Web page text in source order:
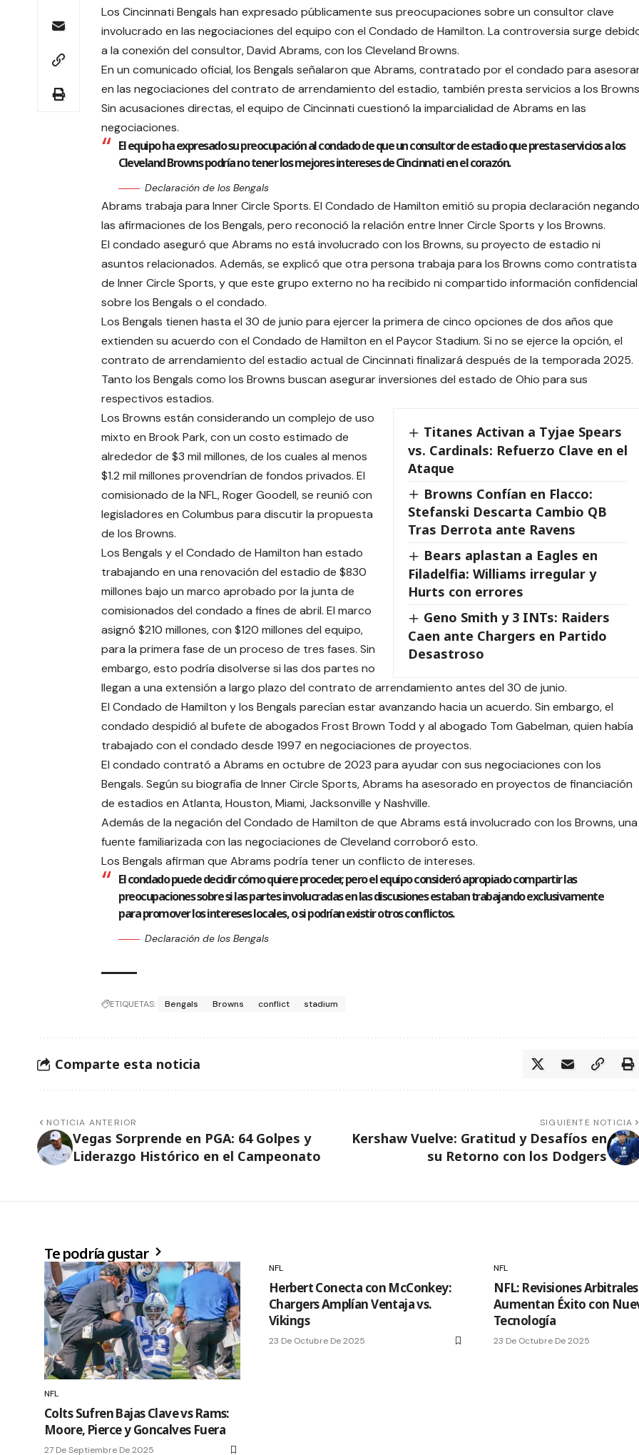
Los Cincinnati Bengals han expresado públicamente sus preocupaciones sobre un consultor clave
involucrado en las negociaciones del equipo con el Condado de Hamilton. La controversia surge
a la conexión del consultor, David Abrams, con los Cleveland Browns.
En un comunicado oficial, los Bengals señalaron que Abrams, contratado por el condado para
en las negociaciones del contrato de arrendamiento del estadio, también presta servicios a los
Sin acusaciones directas, el equipo de Cincinnati cuestionó la imparcialidad de Abrams en las
negociaciones.
El equipo ha expresado su preocupación al condado de que un consultor de estadio que presta servicios a los
Cleveland Browns podría no tener los mejores intereses de Cincinnati en el corazón.
Declaración de los Bengals
Abrams trabaja para Inner Circle Sports. El Condado de Hamilton emitió su propia declaración negando
las afirmaciones de los Bengals, pero reconoció la relación entre Inner Circle Sports y los Browns.
El condado aseguró que Abrams no está involucrado con los Browns, su proyecto de estadio ni
asuntos relacionados. Además, se explicó que otra persona trabaja para los Browns como contratista
de Inner Circle Sports, y que este grupo externo no ha recibido ni compartido información confidencial
sobre los Bengals o el condado.
Los Bengals tienen hasta el 30 de junio para ejercer la primera de cinco opciones de dos años que
extienden su acuerdo con el Condado de Hamilton en el Paycor Stadium. Si no se ejerce la opción, el
contrato de arrendamiento del estadio actual de Cincinnati finalizará después de la temporada 2025.
Tanto los Bengals como los Browns buscan asegurar inversiones del estado de Ohio para sus
respectivos estadios.
Titanes Activan a Tyjae Spears
vs. Cardinals: Refuerzo Clave en el
Ataque
Browns Confían en Flacco:
Stefanski Descarta Cambio QB
Tras Derrota ante Ravens
Bears aplastan a Eagles en
Filadelfia: Williams irregular y
Hurts con errores
Geno Smith y 3 INTs: Raiders
Caen ante Chargers en Partido
Desastroso
Los Browns están considerando un complejo de uso
mixto en Brook Park, con un costo estimado de
alrededor de $3 mil millones, de los cuales al menos
$1.2 mil millones provendrían de fondos privados. El
comisionado de la NFL, Roger Goodell, se reunió con
legisladores en Columbus para discutir la propuesta
de los Browns.
Los Bengals y el Condado de Hamilton han estado
trabajando en una renovación del estadio de $830
millones bajo un marco aprobado por la junta de
comisionados del condado a fines de abril. El marco
asignó $210 millones, con $120 millones del equipo,
para la primera fase de un proceso de tres fases. Sin
embargo, esto podría disolverse si las dos partes no
llegan a una extensión a largo plazo del contrato de arrendamiento antes del 30 de junio.
El Condado de Hamilton y los Bengals parecían estar avanzando hacia un acuerdo. Sin embargo, el
condado despidió al bufete de abogados Frost Brown Todd y al abogado Tom Gabelman, quien había
trabajado con el condado desde 1997 en negociaciones de proyectos.
El condado contrató a Abrams en octubre de 2023 para ayudar con sus negociaciones con los
Bengals. Según su biografía de Inner Circle Sports, Abrams ha asesorado en proyectos de financiación
de estadios en Atlanta, Houston, Miami, Jacksonville y Nashville.
Además de la negación del Condado de Hamilton de que Abrams está involucrado con los Browns, una
fuente familiarizada con las negociaciones de Cleveland corroboró esto.
Los Bengals afirman que Abrams podría tener un conflicto de intereses.
El condado puede decidir cómo quiere proceder, pero el equipo consideró apropiado compartir las
preocupaciones sobre si las partes involucradas en las discusiones estaban trabajando exclusivamente
para promover los intereses locales, o si podrían existir otros conflictos.
Declaración de los Bengals
ETIQUETAS: Bengals Browns conflict stadium
Comparte esta noticia
NOTICIA ANTERIOR
Vegas Sorprende en PGA: 64 Golpes y
Liderazgo Histórico en el Campeonato
SIGUIENTE NOTICIA
Kershaw Vuelve: Gratitud y Desafíos en
su Retorno con los Dodgers
Te podría gustar
NFL
Colts Sufren Bajas Clave vs Rams:
Moore, Pierce y Goncalves Fuera
27 De Septiembre De 2025
NFL
Herbert Conecta con McConkey:
Chargers Amplían Ventaja vs.
Vikings
23 De Octubre De 2025
NFL
NFL: Revisiones Arbitrales
Aumentan Éxito con
Tecnología
23 De Octubre De 2025